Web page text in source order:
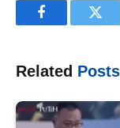
Facebook
Related Posts